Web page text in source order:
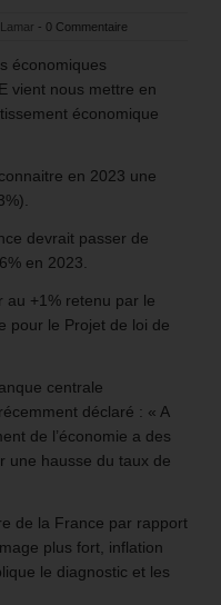
- 0 Commentaire
économiques
vient nous mettre en
économique
en 2023 une
devrait passer de
en 2023.
au +1% retenu par le
pour le Projet de loi de
centrale
déclaré : « A
de l’économie a des
une hausse du taux de
de la France par rapport
plus fort, inflation
le diagnostic et les